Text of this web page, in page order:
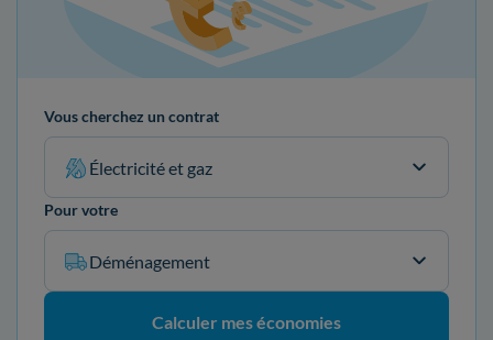
Vous cherchez un contrat
Électricité et gaz
Pour votre
Déménagement
Calculer mes économies